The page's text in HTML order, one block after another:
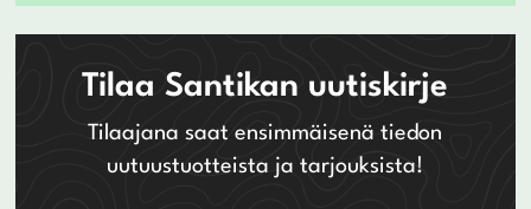
Tilaa Santikan uutiskirje
Tilaajana saat ensimmäisenä tiedon
uutuustuotteista ja tarjouksista!